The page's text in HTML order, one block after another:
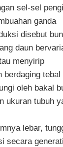
sel-sel
ganda
disebut
daun
menyirip
berdaging tebal
oleh bakal
ukuran tubuh
lebar,
secara